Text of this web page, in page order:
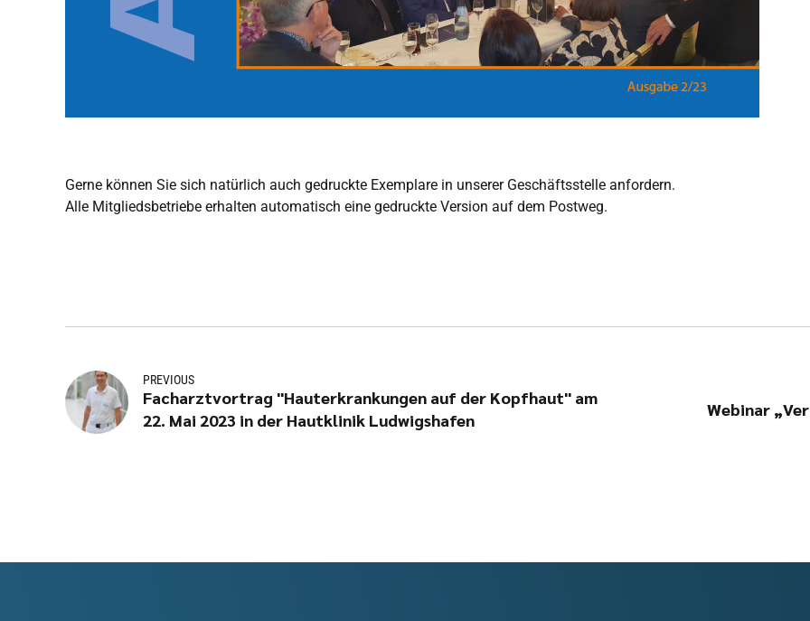
Gerne können Sie sich natürlich auch gedruckte Exemplare in unserer Geschäftsstelle anfordern.
Alle Mitgliedsbetriebe erhalten automatisch eine gedruckte Version auf dem Postweg.
PREVIOUS
Facharztvortrag "Hauterkrankungen auf der Kopfhaut" am
22. Mai 2023 in der Hautklinik Ludwigshafen
Webinar